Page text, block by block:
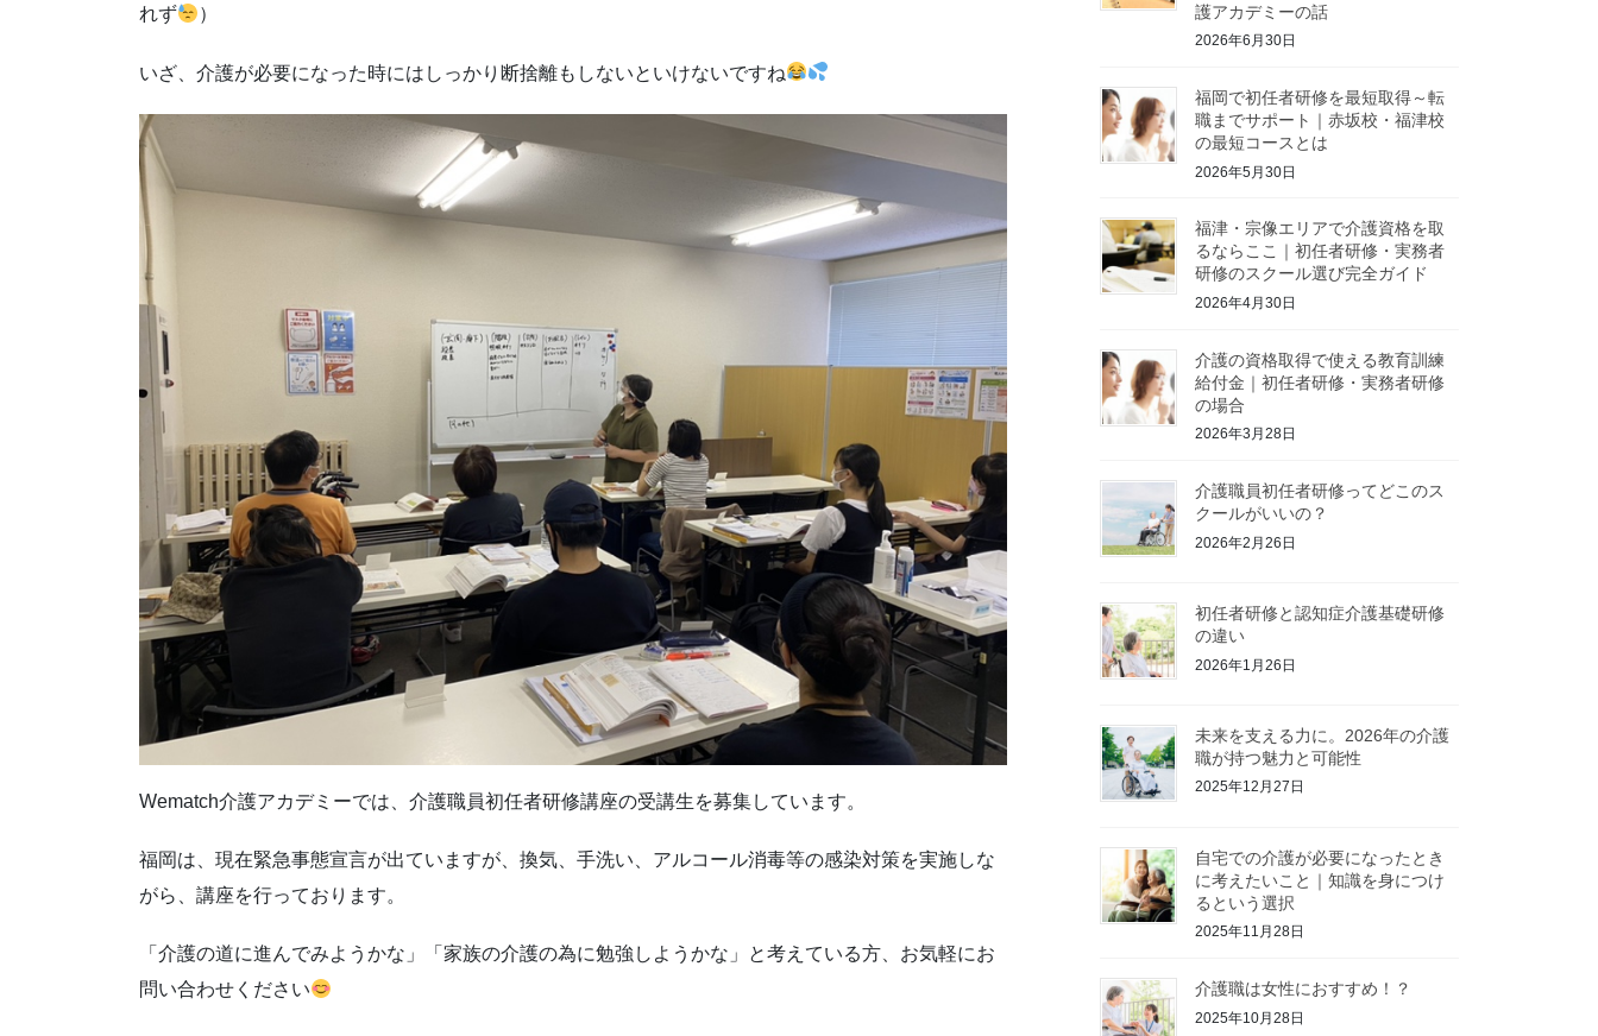
れず
）
いざ、介護が必要になった時にはしっかり断捨離もしないといけないですね
Wematch介護アカデミーでは、介護職員初任者研修講座の受講生を募集しています。
福岡は、現在緊急事態宣言が出ていますが、換気、手洗い、アルコール消毒等の感染対策を実施しな
がら、講座を行っております。
「介護の道に進んでみようかな」「家族の介護の為に勉強しようかな」と考えている方、お気軽にお
問い合わせください
護アカデミーの話
2026年6月30日
福岡で初任者研修を最短取得～転
職までサポート｜赤坂校・福津校
の最短コースとは
2026年5月30日
福津・宗像エリアで介護資格を取
るならここ｜初任者研修・実務者
研修のスクール選び完全ガイド
2026年4月30日
介護の資格取得で使える教育訓練
給付金｜初任者研修・実務者研修
の場合
2026年3月28日
介護職員初任者研修ってどこのス
クールがいいの？
2026年2月26日
初任者研修と認知症介護基礎研修
の違い
2026年1月26日
未来を支える力に。2026年の介護
職が持つ魅力と可能性
2025年12月27日
自宅での介護が必要になったとき
に考えたいこと｜知識を身につけ
るという選択
2025年11月28日
介護職は女性におすすめ！？
2025年10月28日